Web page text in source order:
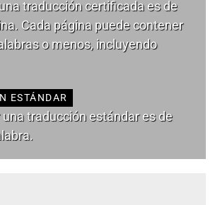
traducción certificada es de
Cada página puede contener
o menos, incluyendo
ESTÁNDAR
una traducción estándar es de